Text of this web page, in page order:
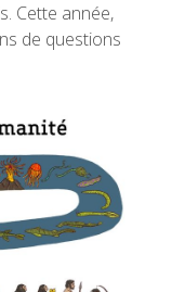
Cette année,
de questions